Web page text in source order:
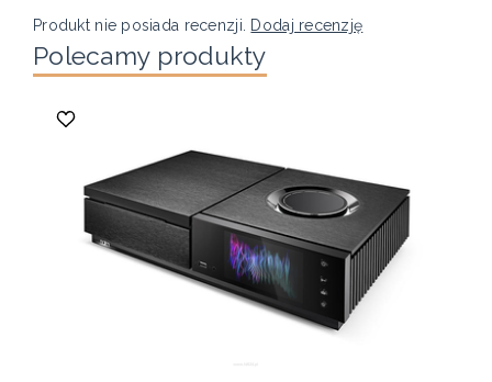
Produkt nie posiada recenzji. Dodaj recenzję
Polecamy produkty